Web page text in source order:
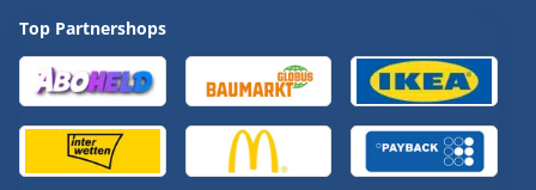
Top Partnershops